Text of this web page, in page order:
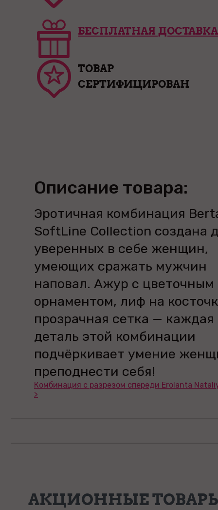
БЕСПЛАТНАЯ ДОСТАВКА
ТОВАР
СЕРТИФИЦИРОВАН
Описание товара:
Эротичная комбинация
SoftLine Collection создана
уверенных в себе женщин,
умеющих сражать мужчин
наповал. Ажур с цветочным
орнаментом, лиф на
прозрачная сетка — каждая
деталь этой комбинации
подчёркивает умение
преподнести себя!
Комбинация с разрезом спереди Erolanta
>
АКЦИОННЫЕ